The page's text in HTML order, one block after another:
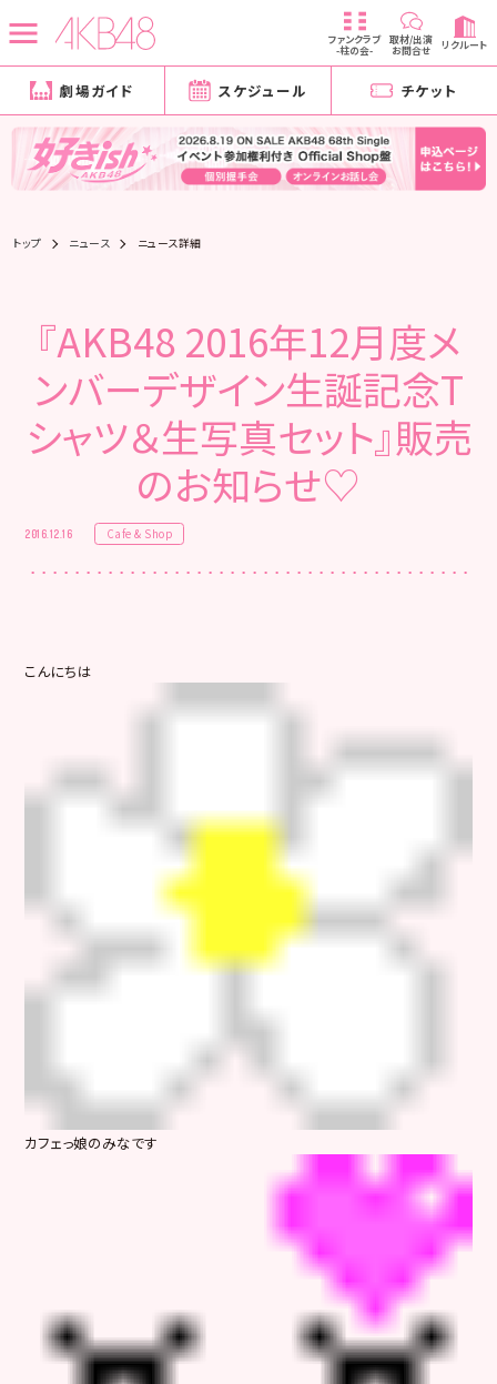
ファンクラブ
-柱の会-
取材/出演
お問合せ リクルート
劇場ガイド スケジュール チケット
トップ ニュース ニュース詳細
『AKB48 2016年12月度メ
ンバーデザイン生誕記念T
シャツ＆生写真セット』販売
のお知らせ♡
2016.12.16 Cafe & Shop
こんにちは
カフェっ娘のみなです